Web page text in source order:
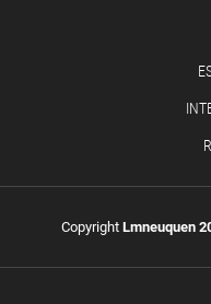
Copyright Lmneuquen